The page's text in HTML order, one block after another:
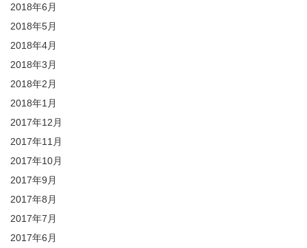
2018年6月
2018年5月
2018年4月
2018年3月
2018年2月
2018年1月
2017年12月
2017年11月
2017年10月
2017年9月
2017年8月
2017年7月
2017年6月